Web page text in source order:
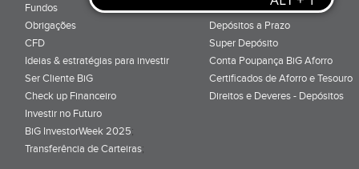
Fundos
Obrigações
CFD
Ideias & estratégias para investir
Ser Cliente BiG
Check up Financeiro
Investir no Futuro
BiG InvestorWeek 2025;
Transferência de Carteiras;
Renda Mensal
Depósitos a Prazo
Super Depósito
Conta Poupança BiG Aforro
Certificados de Aforro e Tesouro
Direitos e Deveres - Depósitos